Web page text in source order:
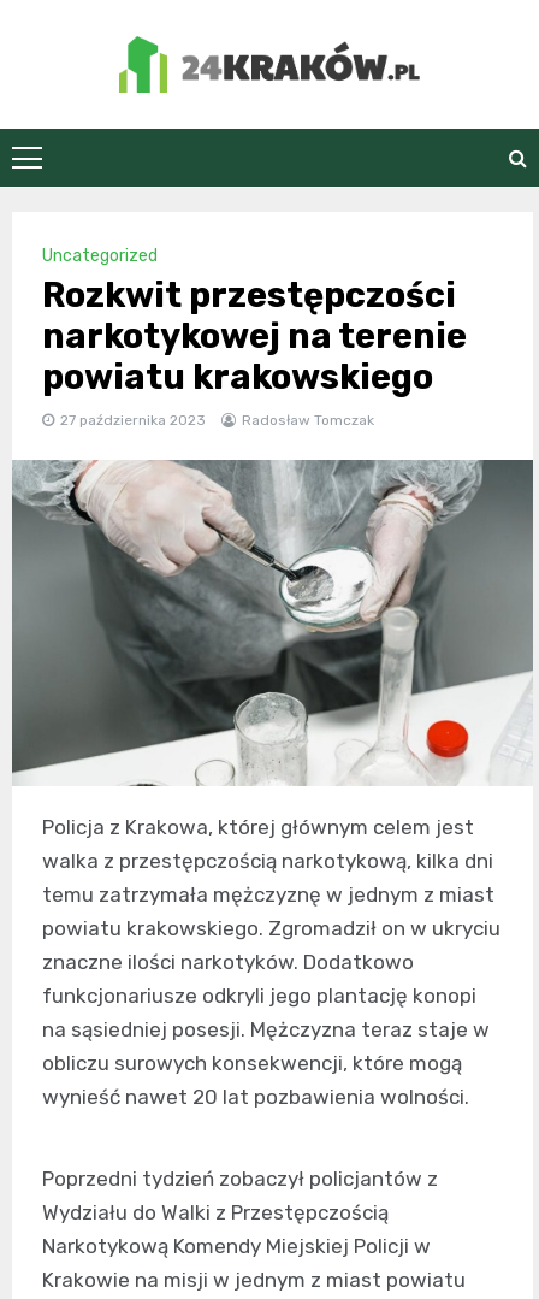
24Kraków.pl
Uncategorized
Rozkwit przestępczości
narkotykowej na terenie
powiatu krakowskiego
27 października 2023 Radosław Tomczak
Policja z Krakowa, której głównym celem jest
walka z przestępczością narkotykową, kilka dni
temu zatrzymała mężczyznę w jednym z miast
powiatu krakowskiego. Zgromadził on w ukryciu
znaczne ilości narkotyków. Dodatkowo
funkcjonariusze odkryli jego plantację konopi
na sąsiedniej posesji. Mężczyzna teraz staje w
obliczu surowych konsekwencji, które mogą
wynieść nawet 20 lat pozbawienia wolności.
Poprzedni tydzień zobaczył policjantów z
Wydziału do Walki z Przestępczością
Narkotykową Komendy Miejskiej Policji w
Krakowie na misji w jednym z miast powiatu